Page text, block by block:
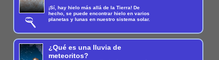
¡Sí, hay hielo más allá de la Tierra! De
hecho, se puede encontrar hielo en varios
planetas y lunas en nuestro sistema solar.
¿Qué es una lluvia de
meteoritos?